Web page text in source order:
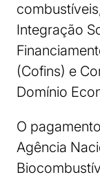
Integração
(Cofins) e
Domínio
O
Agência